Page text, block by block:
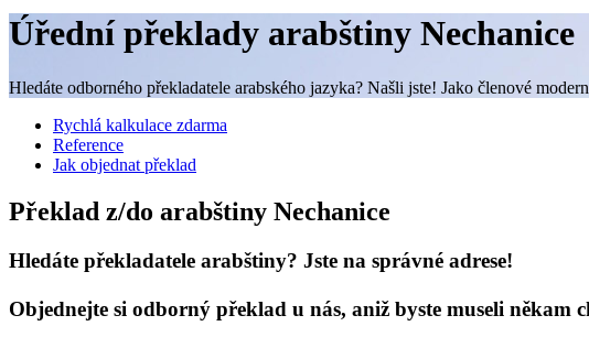
Úřední překlady arabštiny Nechanice
Hledáte odborného překladatele arabského jazyka? Našli jste! Jako členové
Rychlá kalkulace zdarma
Reference
Jak objednat překlad
Překlad z/do arabštiny Nechanice
Hledáte překladatele arabštiny? Jste na správné adrese!
Objednejte si odborný překlad u nás, aniž byste museli někam